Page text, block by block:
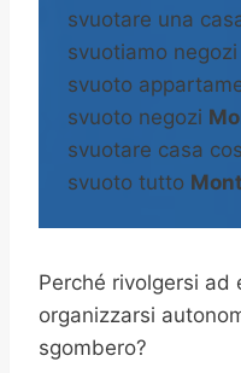
svuotare una
svuotiamo negozi
svuoto
svuoto negozi
svuotare casa
svuoto tutto
Perché rivolgersi ad
organizzarsi
sgombero?